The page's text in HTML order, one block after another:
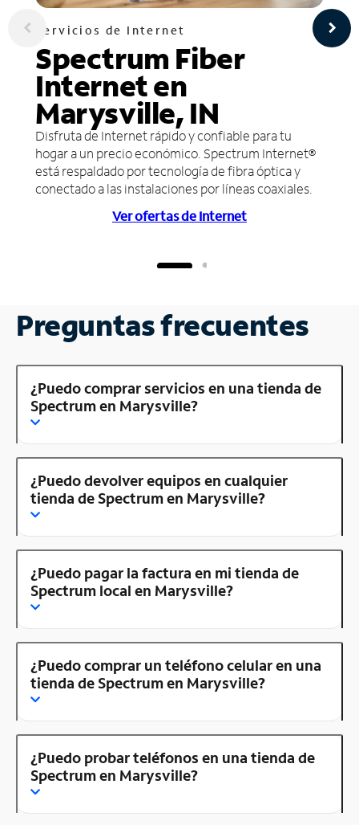
Servicios de Internet
Spectrum Fiber
Internet en
Marysville, IN
Disfruta de Internet rápido y confiable para tu
hogar a un precio económico. Spectrum Internet®
está respaldado por tecnología de fibra óptica y
conectado a las instalaciones por líneas coaxiales.
Ver ofertas de Internet
Preguntas frecuentes
¿Puedo comprar servicios en una tienda de
Spectrum en Marysville?
¿Puedo devolver equipos en cualquier
tienda de Spectrum en Marysville?
¿Puedo pagar la factura en mi tienda de
Spectrum local en Marysville?
¿Puedo comprar un teléfono celular en una
tienda de Spectrum en Marysville?
¿Puedo probar teléfonos en una tienda de
Spectrum en Marysville?